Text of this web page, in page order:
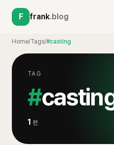
F frank.blog
Home/Tags/#casting
TAG
#
1 편